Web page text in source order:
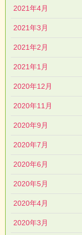
2021年4月
2021年3月
2021年2月
2021年1月
2020年12月
2020年11月
2020年9月
2020年7月
2020年6月
2020年5月
2020年4月
2020年3月